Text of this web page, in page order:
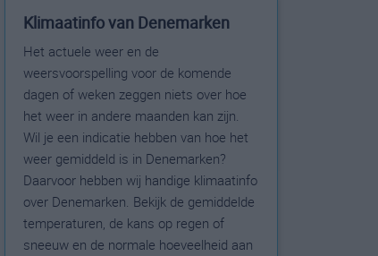
Klimaatinfo van Denemarken
Het actuele weer en de
weersvoorspelling voor de komende
dagen of weken zeggen niets over hoe
het weer in andere maanden kan zijn.
Wil je een indicatie hebben van hoe het
weer gemiddeld is in Denemarken?
Daarvoor hebben wij handige klimaatinfo
over Denemarken. Bekijk de gemiddelde
temperaturen, de kans op regen of
sneeuw en de normale hoeveelheid aan